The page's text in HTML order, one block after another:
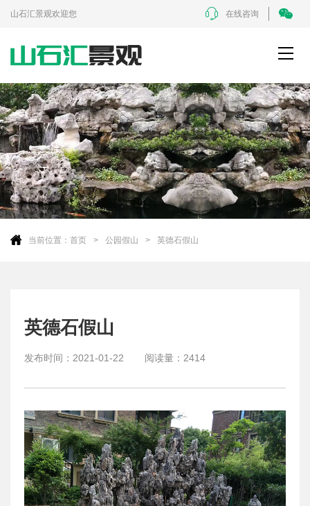
山石汇景观欢迎您 在线咨询
当前位置： 首页 公园假山 英德石假山
英德石假山
发布时间： 2021-01-22 阅读量： 2414